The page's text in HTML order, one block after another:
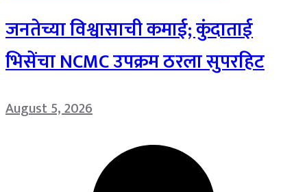
जनतेच्या विश्वासाची कमाई; कुंदाताई
भिसेंचा NCMC उपक्रम ठरला सुपरहिट
August 5, 2026